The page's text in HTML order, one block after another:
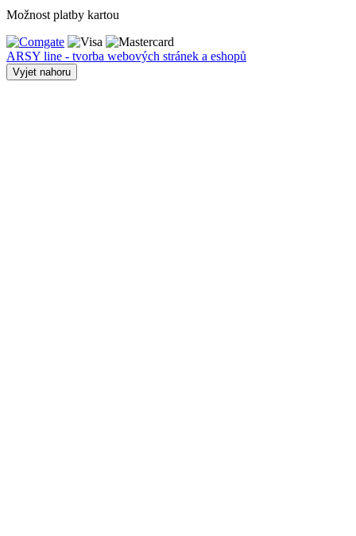
Možnost platby kartou
ARSY line - tvorba webových stránek a eshopů
Vyjet nahoru